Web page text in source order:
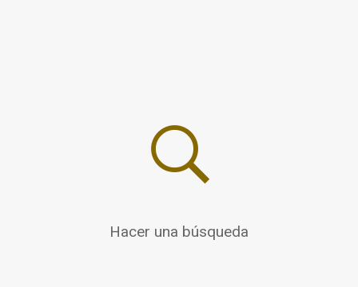
Hacer una búsqueda